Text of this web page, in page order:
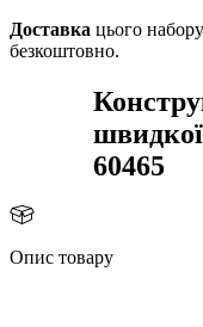
Доставка цього
езкоштовно.
60465
Опис товару